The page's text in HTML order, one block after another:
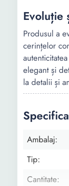
Evoluție
Produsul a
cerințelor
elegant și
la detalii și
Ambalaj:
Tip:
Cantitate: